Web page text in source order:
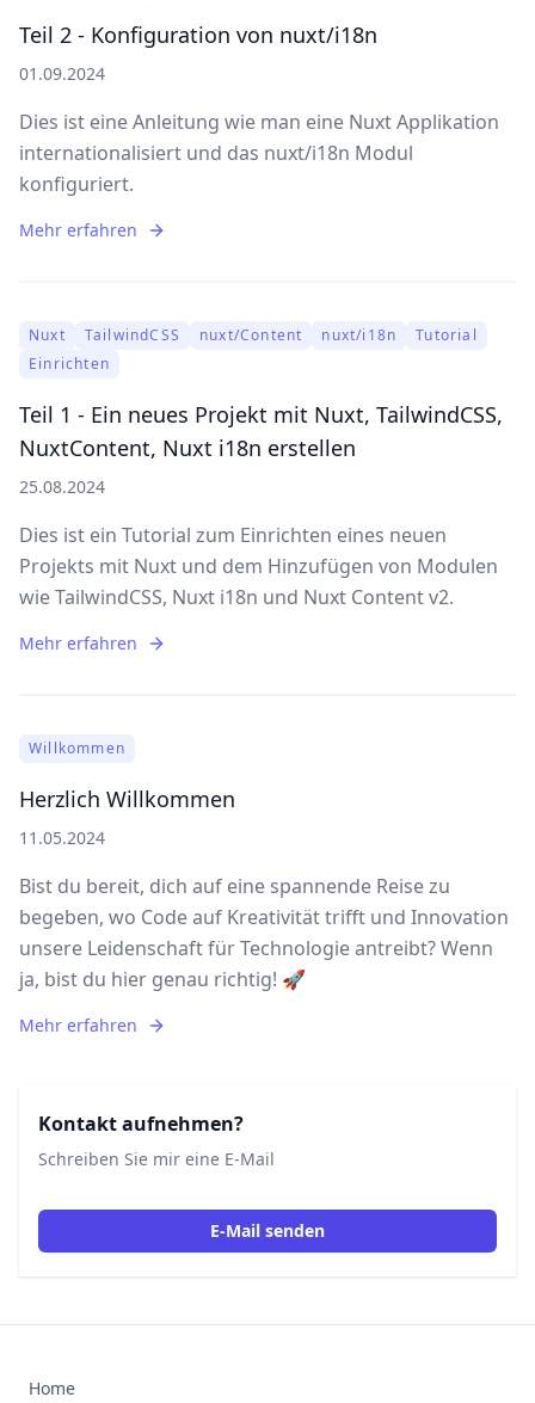
Teil 2 - Konfiguration von nuxt/i18n
01.09.2024
Dies ist eine Anleitung wie man eine Nuxt Applikation
internationalisiert und das nuxt/i18n Modul
konfiguriert.
Mehr erfahren
Nuxt TailwindCSS nuxt/Content nuxt/i18n
Tutorial
Einrichten
Teil 1 - Ein neues Projekt mit Nuxt, TailwindCSS,
NuxtContent, Nuxt i18n erstellen
25.08.2024
Dies ist ein Tutorial zum Einrichten eines neuen
Projekts mit Nuxt und dem Hinzufügen von Modulen
wie TailwindCSS, Nuxt i18n und Nuxt Content v2.
Mehr erfahren
Willkommen
Herzlich Willkommen
11.05.2024
Bist du bereit, dich auf eine spannende Reise zu
begeben, wo Code auf Kreativität trifft und Innovation
unsere Leidenschaft für Technologie antreibt? Wenn
ja, bist du hier genau richtig! 🚀
Mehr erfahren
Kontakt aufnehmen?
Schreiben Sie mir eine E-Mail
E-Mail senden
Home